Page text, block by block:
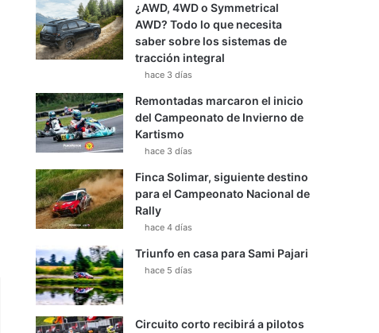
¿AWD, 4WD o Symmetrical
AWD? Todo lo que necesita
saber sobre los sistemas de
tracción integral
hace 3 días
Remontadas marcaron el inicio
del Campeonato de Invierno de
Kartismo
hace 3 días
Finca Solimar, siguiente destino
para el Campeonato Nacional de
Rally
hace 4 días
Triunfo en casa para Sami Pajari
hace 5 días
Circuito corto recibirá a pilotos